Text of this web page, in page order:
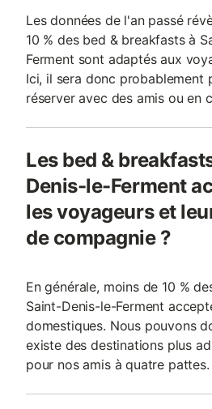
Les données de l'an passé
10 % des bed & breakfasts à
Ferment sont adaptés aux
Ici, il sera donc probablement
réserver avec des amis ou en
Les bed &
Denis-le-Ferment
les voyageurs et
de compagnie ?
En générale, moins de 10 %
Saint-Denis-le-Ferment
domestiques. Nous pouvons
existe des destinations plus
pour nos amis à quatre pattes.